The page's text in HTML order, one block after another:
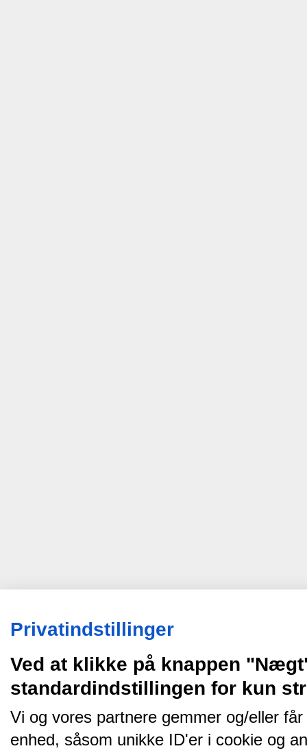
Privatindstillinger
Ved at klikke på knappen
standardindstillingen for kun
Vi og vores partnere gemmer og/eller
enhed, såsom unikke ID'er i cookie og